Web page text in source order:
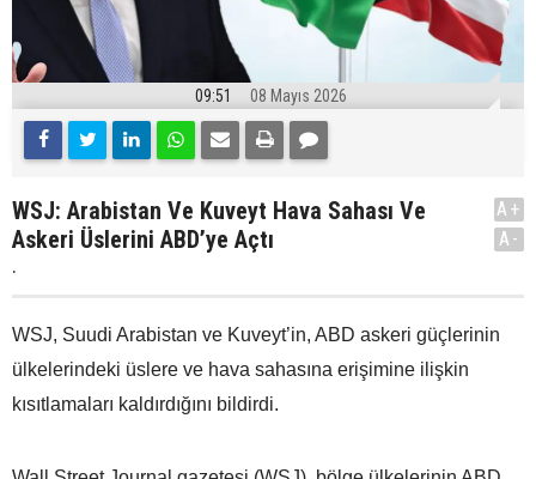
09:51 08 Mayıs 2026
WSJ: Arabistan Ve Kuveyt Hava Sahası Ve
Askeri Üslerini ABD’ye Açtı
.
A+
A-
WSJ, Suudi Arabistan ve Kuveyt’in, ABD askeri güçlerinin
ülkelerindeki üslere ve hava sahasına erişimine ilişkin
kısıtlamaları kaldırdığını bildirdi.